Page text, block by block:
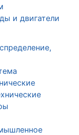
и двигатели